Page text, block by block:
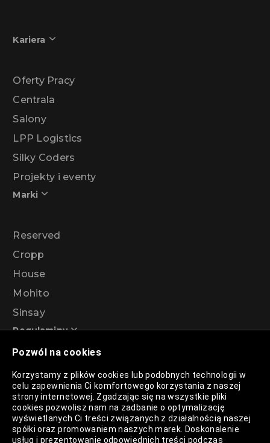
Pozwól na cookies
Korzystamy z plików cookies lub podobnych technologii w
celu zapewnienia Ci komfortowego korzystania z naszej
strony internetowej. Zgadzając się na wszystkie pliki
cookies pozwolisz nam na zadbanie o optymalizację
wyświetlanych Ci treści związanych z działalnością naszej
spółki oraz promowaniem naszych marek. Doskonalenie
usług i prezentowanie odpowiednich treści podczas
Kariera
Oferty Pracy
Centrala
Salony
LPP Logistics
Silky Coders
Projekty i eventy
Marki
Reserved
Cropp
House
Mohito
Sinsay
Regulaminy
Regulamin akcji promocyjnej – Program
rabatowy 99%
Polityka Prywatności